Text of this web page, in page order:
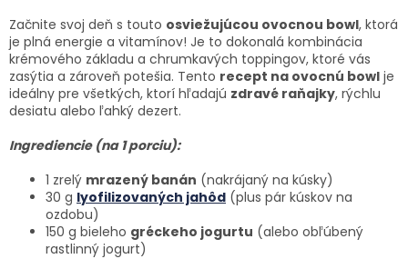
Začnite svoj deň s touto osviežujúcou ovocnou bowl, ktorá
je plná energie a vitamínov! Je to dokonalá kombinácia
krémového základu a chrumkavých toppingov, ktoré vás
zasýtia a zároveň potešia. Tento recept na ovocnú bowl je
ideálny pre všetkých, ktorí hľadajú zdravé raňajky, rýchlu
desiatu alebo ľahký dezert.
Ingrediencie (na 1 porciu):
1 zrelý mrazený banán (nakrájaný na kúsky)
30 g lyofilizovaných jahôd (plus pár kúskov na
ozdobu)
150 g bieleho gréckeho jogurtu (alebo obľúbený
rastlinný jogurt)